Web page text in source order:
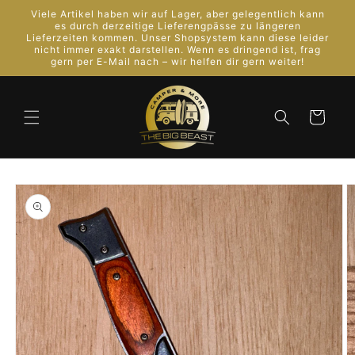
zum
Inhalt
Viele Artikel haben wir auf Lager, aber gelegentlich kann
es durch derzeitige Lieferengpässe zu längeren
Lieferzeiten kommen. Unser Shopsystem kann diese leider
nicht immer exakt darstellen. Wenn es dringend ist, frag
gern per E-Mail nach – wir helfen dir gern weiter!
Warenkorb